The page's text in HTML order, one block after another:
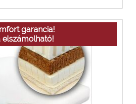
garancia!
elszámolható!